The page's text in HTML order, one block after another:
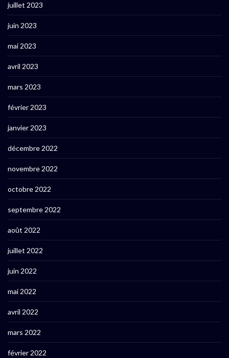
juillet 2023
juin 2023
mai 2023
avril 2023
mars 2023
février 2023
janvier 2023
décembre 2022
novembre 2022
octobre 2022
septembre 2022
août 2022
juillet 2022
juin 2022
mai 2022
avril 2022
mars 2022
février 2022